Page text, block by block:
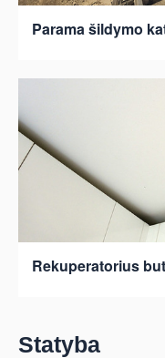
Parama šildymo
Rekuperatorius
Statyba